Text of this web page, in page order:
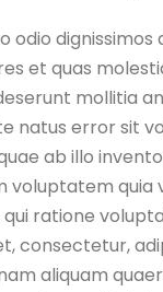
odio
et quas
mollitia
natus error sit
ab illo
voluptatem
ratione
consectetur,
aliquam